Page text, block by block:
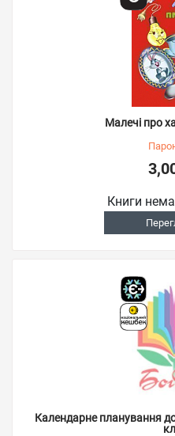
Малечі про
Книги
Календарне планування